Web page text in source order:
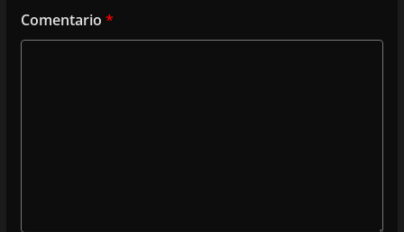
Comentario *